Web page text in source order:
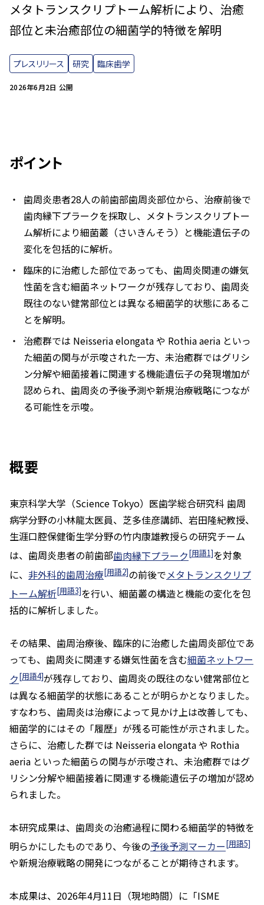
2026年6月2日 公開
メタトランスクリプトーム解析により、治癒
部位と未治癒部位の細菌学的特徴を解明
プレスリリース 研究 臨床歯学
ポイント
歯周炎患者28人の前歯部歯周炎部位から、治療前後で
歯肉縁下プラークを採取し、メタトランスクリプトー
ム解析により細菌叢（さいきんそう）と機能遺伝子の
変化を包括的に解析。
臨床的に治癒した部位であっても、歯周炎関連の嫌気
性菌を含む細菌ネットワークが残存しており、歯周炎
既往のない健常部位とは異なる細菌学的状態にあるこ
とを解明。
治癒群では Neisseria elongataや Rothia aeria といっ
た細菌の関与が示唆された一方、未治癒群ではグリシ
ン分解や細菌接着に関連する機能遺伝子の発現増加が
認められ、歯周炎の予後予測や新規治療戦略につなが
る可能性を示唆。
概要
東京科学大学（Science Tokyo）医歯学総合研究科 歯周
病学分野の小林龍太医員、芝多佳彦講師、岩田隆紀教授、
生涯口腔保健衛生学分野の竹内康雄教授らの研究チーム
は、歯周炎患者の前歯部歯肉縁下プラーク[用語1]を対象
に、 非外科的歯周治療[用語2]の前後でメタトランスクリプ
トーム解析[用語3]を行い、細菌叢の構造と機能の変化を包
括的に解析しました。
その結果、歯周治療後、臨床的に治癒した歯周炎部位であ
っても、歯周炎に関連する嫌気性菌を含む細菌ネットワー
ク[用語4]が残存しており、歯周炎の既往のない健常部位と
は異なる細菌学的状態にあることが明らかとなりました。
すなわち、歯周炎は治療によって見かけ上は改善しても、
細菌学的にはその「履歴」が残る可能性が示されました。
さらに、治癒した群では Neisseria elongataや Rothia
aeria といった細菌らの関与が示唆され、未治癒群ではグ
リシン分解や細菌接着に関連する機能遺伝子の増加が認め
られました。
本研究成果は、歯周炎の治癒過程に関わる細菌学的特徴を
明らかにしたものであり、今後の予後予測マーカー[用語5]
や新規治療戦略の開発につながることが期待されます。
本成果は、2026年4月11日（現地時間）に「ISME